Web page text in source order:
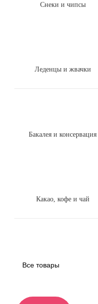
Снеки и чипсы
Леденцы и жвачки
Бакалея и консервация
Какао, кофе и чай
Все товары